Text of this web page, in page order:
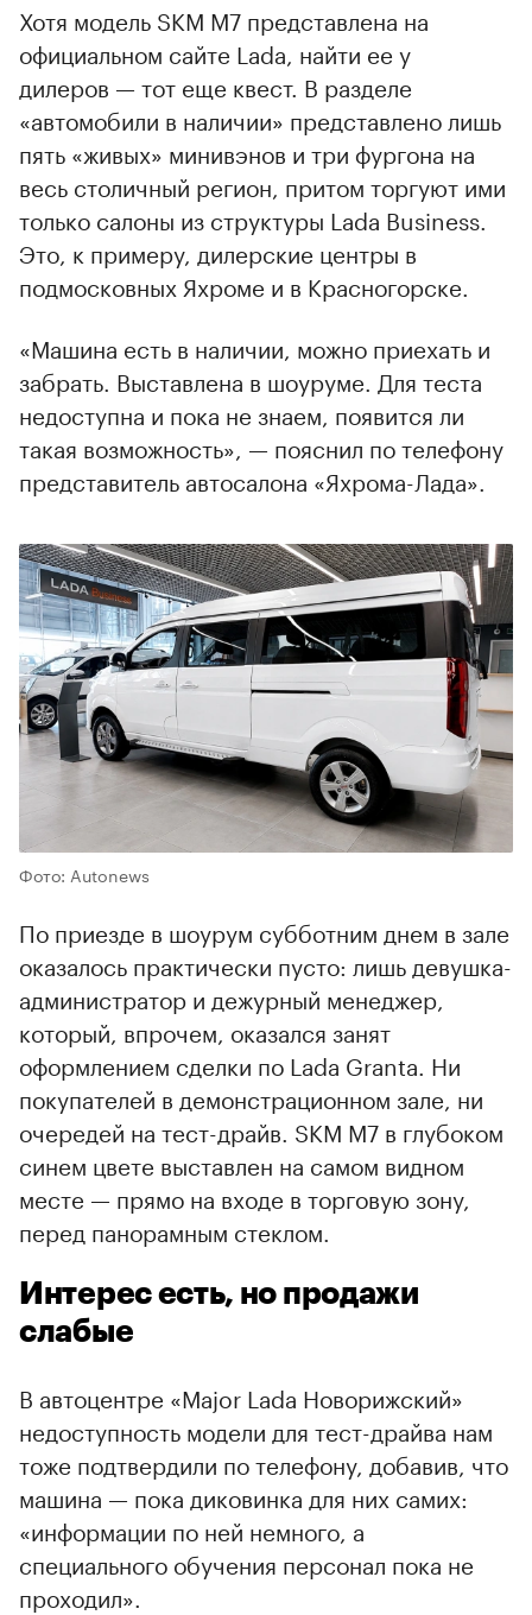
Хотя модель SKM M7 представлена на
официальном сайте Lada, найти ее у
дилеров — тот еще квест. В разделе
«автомобили в наличии» представлено лишь
пять «живых» минивэнов и три фургона на
весь столичный регион, притом торгуют ими
только салоны из структуры Lada Business.
Это, к примеру, дилерские центры в
подмосковных Яхроме и в Красногорске.
«Машина есть в наличии, можно приехать и
забрать. Выставлена в шоуруме. Для теста
недоступна и пока не знаем, появится ли
такая возможность», — пояснил по телефону
представитель автосалона «Яхрома-Лада».
Фото: Autonews
По приезде в шоурум субботним днем в зале
оказалось практически пусто: лишь девушка-
администратор и дежурный менеджер,
который, впрочем, оказался занят
оформлением сделки по Lada Granta. Ни
покупателей в демонстрационном зале, ни
очередей на тест-драйв. SKM M7 в глубоком
синем цвете выставлен на самом видном
месте — прямо на входе в торговую зону,
перед панорамным стеклом.
Интерес есть, но продажи
слабые
В автоцентре «Major Lada Новорижский»
недоступность модели для тест-драйва нам
тоже подтвердили по телефону, добавив, что
машина — пока диковинка для них самих:
«информации по ней немного, а
специального обучения персонал пока не
проходил».